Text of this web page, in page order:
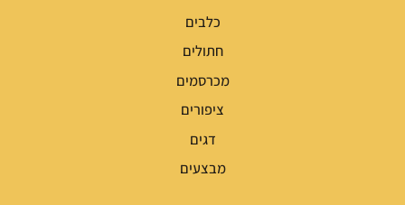
כלבים
חתולים
מכרסמים
ציפורים
דגים
מבצעים